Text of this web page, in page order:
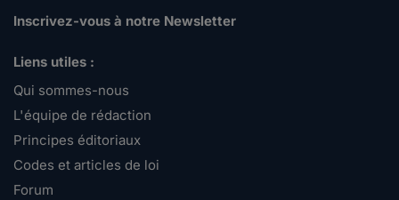
Inscrivez-vous à notre Newsletter
Liens utiles :
Qui sommes-nous
L'équipe de rédaction
Principes éditoriaux
Codes et articles de loi
Forum